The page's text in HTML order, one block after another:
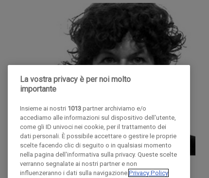
La vostra privacy è per noi molto
importante
Insieme ai nostri 1013 partner archiviamo e/o
accediamo alle informazioni sul dispositivo dell'utente,
come gli ID univoci nei cookie, per il trattamento dei
dati personali. È possibile accettare o gestire le proprie
scelte facendo clic di seguito o in qualsiasi momento
nella pagina dell'informativa sulla privacy. Queste scelte
verranno segnalate ai nostri partner e non
influenzeranno i dati sulla navigazione. Privacy Policy